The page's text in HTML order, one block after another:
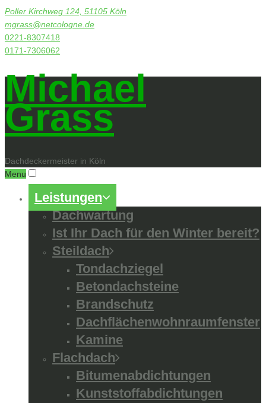
Poller Kirchweg 124, 51105 Köln
mgrass@netcologne.de
0221-8307418
0171-7306062
Michael
Grass
Dachdeckermeister in Köln
Menu
Leistungen
Dachwartung
Ist Ihr Dach für den Winter bereit?
Steildach
Tondachziegel
Betondachsteine
Brandschutz
Dachflächenwohnraumfenster
Kamine
Flachdach
Bitumenabdichtungen
Kunststoffabdichtungen